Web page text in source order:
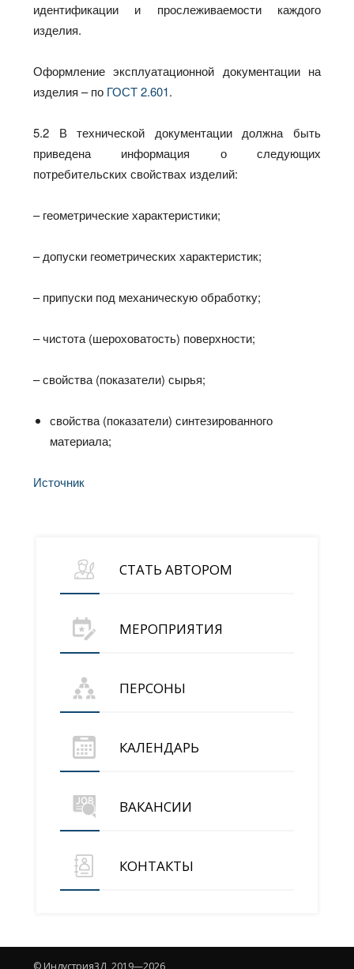
идентификации и прослеживаемости каждого
изделия.
Оформление эксплуатационной документации на
изделия – по ГОСТ 2.601.
5.2 В технической документации должна быть
приведена информация о следующих
потребительских свойствах изделий:
– геометрические характеристики;
– допуски геометрических характеристик;
– припуски под механическую обработку;
– чистота (шероховатость) поверхности;
– свойства (показатели) сырья;
свойства (показатели) синтезированного
материала;
Источник
СТАТЬ АВТОРОМ
МЕРОПРИЯТИЯ
ПЕРСОНЫ
КАЛЕНДАРЬ
ВАКАНСИИ
КОНТАКТЫ
© Индустрия3Д, 2019—2026